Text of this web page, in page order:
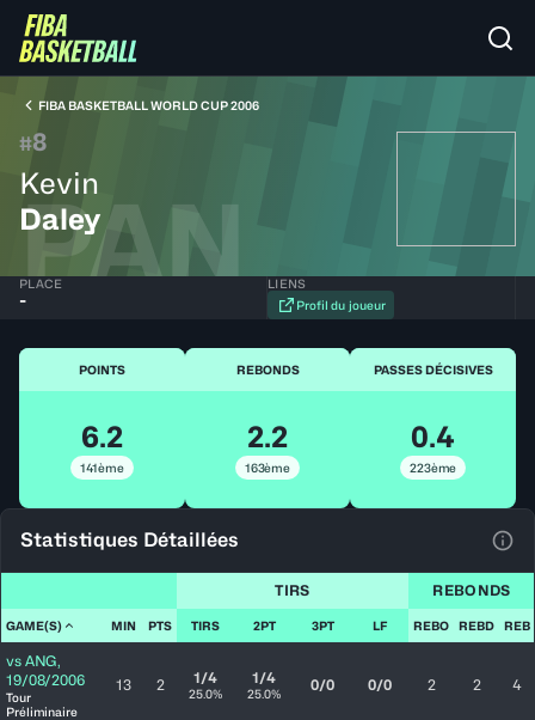
FIBA BASKETBALL WORLD CUP 2006
#8
Kevin
Daley
PAN
PLACE
-
LIENS
Profil du joueur
POINTS
6.2
141ème
REBONDS
2.2
163ème
PASSES DÉCISIVES
0.4
223ème
Statistiques Détaillées
TIRS REBONDS
GAME(S) MIN PTS TIRS 2PT 3PT LF REBO REBD REB
vs ANG,
19/08/2006
Tour
Préliminaire
13 2 1/4
25.0%
1/4
25.0% 0/0 0/0 2 2 4